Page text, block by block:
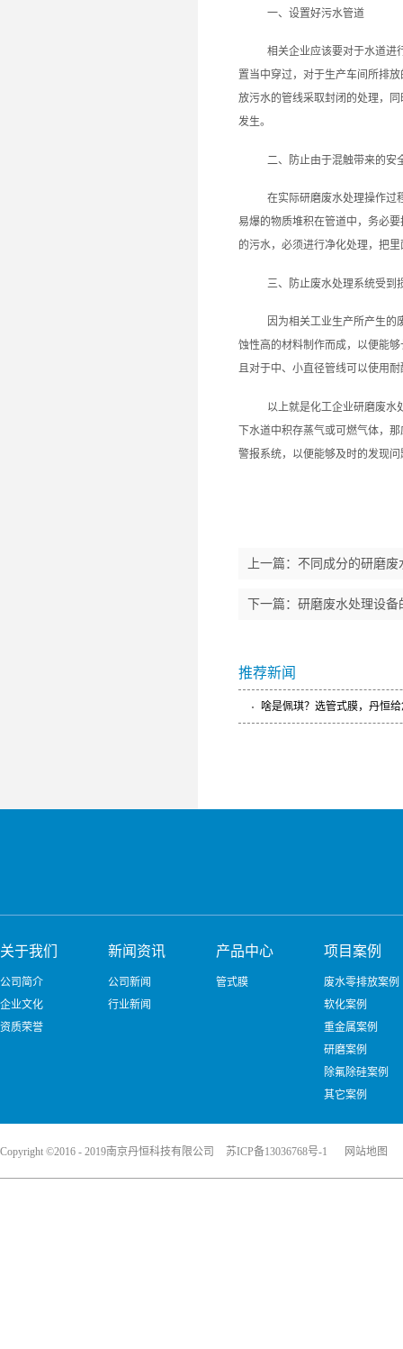
一、设置好污水管道
相关企业应该要对于水道进
置当中穿过，对于生产车间所排
放污水的管线采取封闭的处理，
发生。
二、防止由于混触带来的安
在实际研磨废水处理操作过
易爆的物质堆积在管道中，务必
的污水，必须进行净化处理，把
三、防止废水处理系统受到
因为相关工业生产所产生的
蚀性高的材料制作而成，以便能
且对于中、小直径管线可以使用
以上就是化工企业研磨废水
下水道中积存蒸气或可燃气体，
警报系统，以便能够及时的发现
上一篇： 不同成分的研磨
下一篇： 研磨废水处理设备
推荐新闻
啥是佩琪？选管式膜，丹恒
关于我们
公司简介
企业文化
资质荣誉
新闻资讯
公司新闻
行业新闻
产品中心
管式膜
项目案例
废水零排放案例
软化案例
重金属案例
研磨案例
除氟除硅案例
其它案例
Copyright ©2016 - 2019南京丹恒科技有限公司 苏ICP备13036768号-1 网站地图